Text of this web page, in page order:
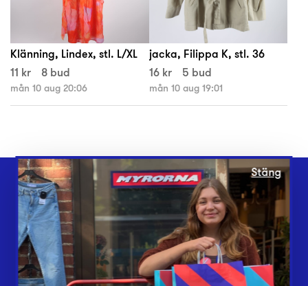
Klänning, Lindex, stl. L/XL
11 kr
8 bud
mån 10 aug 20:06
jacka, Filippa K, stl. 36
16 kr
5 bud
mån 10 aug 19:01
Webbshop
Butiker
Lämna in
Vårt överskott
Stäng